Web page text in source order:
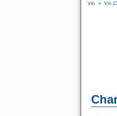
Vin > Vin